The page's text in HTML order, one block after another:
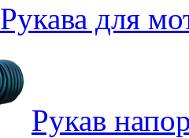
Рукава для
Рукав